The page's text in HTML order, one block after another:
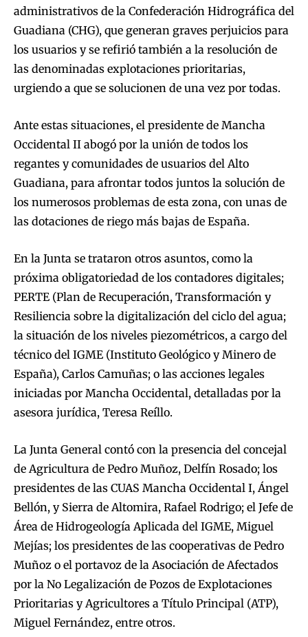
administrativos de la Confederación Hidrográfica del
Guadiana (CHG), que generan graves perjuicios para
los usuarios y se refirió también a la resolución de
las denominadas explotaciones prioritarias,
urgiendo a que se solucionen de una vez por todas.
Ante estas situaciones, el presidente de Mancha
Occidental II abogó por la unión de todos los
regantes y comunidades de usuarios del Alto
Guadiana, para afrontar todos juntos la solución de
los numerosos problemas de esta zona, con unas de
las dotaciones de riego más bajas de España.
En la Junta se trataron otros asuntos, como la
próxima obligatoriedad de los contadores digitales;
PERTE (Plan de Recuperación, Transformación y
Resiliencia sobre la digitalización del ciclo del agua;
la situación de los niveles piezométricos, a cargo del
técnico del IGME (Instituto Geológico y Minero de
España), Carlos Camuñas; o las acciones legales
iniciadas por Mancha Occidental, detalladas por la
asesora jurídica, Teresa Reíllo.
La Junta General contó con la presencia del concejal
de Agricultura de Pedro Muñoz, Delfín Rosado; los
presidentes de las CUAS Mancha Occidental I, Ángel
Bellón, y Sierra de Altomira, Rafael Rodrigo; el Jefe de
Área de Hidrogeología Aplicada del IGME, Miguel
Mejías; los presidentes de las cooperativas de Pedro
Muñoz o el portavoz de la Asociación de Afectados
por la No Legalización de Pozos de Explotaciones
Prioritarias y Agricultores a Título Principal (ATP),
Miguel Fernández, entre otros.